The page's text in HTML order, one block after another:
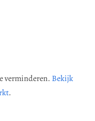
verminderen. Bekijk
.